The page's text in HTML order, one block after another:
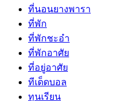
ที่นอนยางพารา
ที่พัก
ที่พักชะอำ
ที่พักอาศัย
ที่อยู่อาศัย
ทีเด็ดบอล
ทุนเรียน